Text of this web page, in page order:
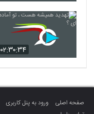
۰۲:۳۰:۳۴
صفحه اصلی ورود به پنل کاربری